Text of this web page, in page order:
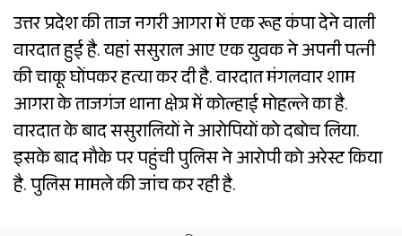
उत्तर प्रदेश की ताज नगरी आगरा में एक रूह कंपा देने वाली
वारदात हुई है. यहां ससुराल आए एक युवक ने अपनी पत्नी
की चाकू घोंपकर हत्या कर दी है. वारदात मंगलवार शाम
आगरा के ताजगंज थाना क्षेत्र में कोल्हाई मोहल्ले का है.
वारदात के बाद ससुरालियों ने आरोपियों को दबोच लिया.
इसके बाद मौके पर पहुंची पुलिस ने आरोपी को अरेस्ट किया
है. पुलिस मामले की जांच कर रही है.